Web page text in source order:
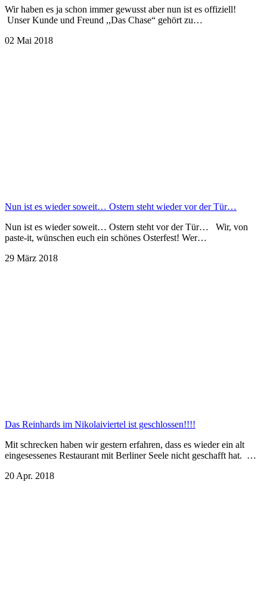
Wir haben es ja schon immer gewusst aber nun ist es offiziell!
Unser Kunde und Freund ,,Das Chase“ gehört zu…
02 Mai 2018
Nun ist es wieder soweit… Ostern steht wieder vor der Tür…
Nun ist es wieder soweit… Ostern steht vor der Tür… Wir, von
paste-it, wünschen euch ein schönes Osterfest! Wer…
29 März 2018
Das Reinhards im Nikolaiviertel ist geschlossen!!!!
Mit schrecken haben wir gestern erfahren, dass es wieder ein alt
eingesessenes Restaurant mit Berliner Seele nicht geschafft hat. …
20 Apr. 2018